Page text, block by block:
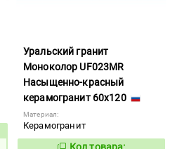
Уральский гранит
Моноколор UF023MR
Насыщенно-красный
керамогранит 60x120
Материал:
Керамогранит